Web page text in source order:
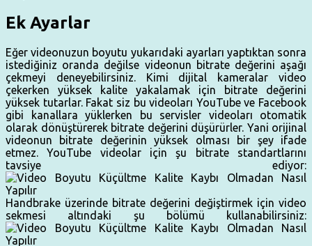
Ek Ayarlar
Eğer videonuzun boyutu yukarıdaki ayarları yaptıktan sonra
istediğiniz oranda değilse videonun bitrate değerini aşağı
çekmeyi deneyebilirsiniz. Kimi dijital kameralar video
çekerken yüksek kalite yakalamak için bitrate değerini
yüksek tutarlar. Fakat siz bu videoları YouTube ve Facebook
gibi kanallara yüklerken bu servisler videoları otomatik
olarak dönüştürerek bitrate değerini düşürürler. Yani orijinal
videonun bitrate değerinin yüksek olması bir şey ifade
etmez. YouTube videolar için şu bitrate standartlarını
tavsiye ediyor:
Handbrake üzerinde bitrate değerini değiştirmek için video
sekmesi altındaki şu bölümü kullanabilirsiniz: